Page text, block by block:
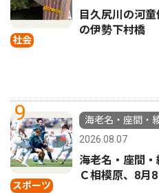
社会
目久尻川の河
の伊勢下村橋
9
スポーツ
海老名・座間・
2026.08.07
海老名・座間
Ｃ相模原、8月